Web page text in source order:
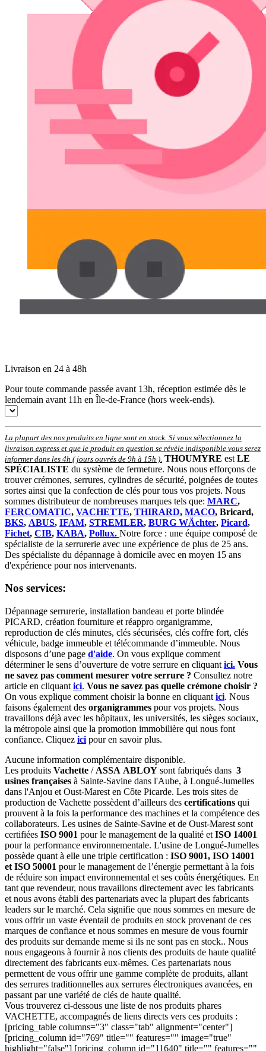
Livraison en 24 à 48h
Pour toute commande passée avant 13h, réception estimée dès le
lendemain avant 11h en Île-de-France (hors week-ends).
La plupart des nos produits en ligne sont en stock. Si vous sélectionnez la
livraison express et que le produit en question se révèle indisponible vous serez
informer dans les 4h ( jours ouvrés de 9h à 15h ) THOUMYRE est LE
SPÉCIALISTE du système de fermeture. Nous nous efforçons de
trouver crémones, serrures, cylindres de sécurité, poignées de toutes
sortes ainsi que la confection de clés pour tous vos projets. Nous
sommes distributeur de nombreuses marques tels que: MARC,
FERCOMATIC, VACHETTE, THIRARD, MACO, Bricard,
BKS, ABUS, IFAM, STREMLER, BURG WÄchter, Picard,
Fichet, CIB, KABA, Pollux. Notre force : une équipe composé de
spécialiste de la serrurerie avec une expérience de plus de 25 ans.
Des spécialiste du dépannage à domicile avec en moyen 15 ans
d'expérience pour nos intervenants.
Nos services:
Dépannage serrurerie, installation bandeau et porte blindée
PICARD, création fourniture et réappro organigramme,
reproduction de clés minutes, clés sécurisées, clés coffre fort, clés
véhicule, badge immeuble et télécommande d’immeuble. Nous
disposons d’une page d'aide. On vous explique comment
déterminer le sens d’ouverture de votre serrure en cliquant ici. Vous
ne savez pas comment mesurer votre serrure ? Consultez notre
article en cliquant ici. Vous ne savez pas quelle crémone choisir ?
On vous explique comment choisir la bonne en cliquant ici. Nous
faisons également des organigrammes pour vos projets. Nous
travaillons déjà avec les hôpitaux, les universités, les sièges sociaux,
la métropole ainsi que la promotion immobilière qui nous font
confiance. Cliquez ici pour en savoir plus.
Aucune information complémentaire disponible.
Les produits Vachette / ASSA ABLOY sont fabriqués dans 3
usines françaises à Sainte-Savine dans l'Aube, à Longué-Jumelles
dans l'Anjou et Oust-Marest en Côte Picarde. Les trois sites de
production de Vachette possèdent d’ailleurs des certifications qui
prouvent à la fois la performance des machines et la compétence des
collaborateurs. Les usines de Sainte-Savine et de Oust-Marest sont
certifiées ISO 9001 pour le management de la qualité et ISO 14001
pour la performance environnementale. L'usine de Longué-Jumelles
possède quant à elle une triple certification : ISO 9001, ISO 14001
et ISO 50001 pour le management de l’énergie permettant à la fois
de réduire son impact environnemental et ses coûts énergétiques. En
tant que revendeur, nous travaillons directement avec les fabricants
et nous avons établi des partenariats avec la plupart des fabricants
leaders sur le marché. Cela signifie que nous sommes en mesure de
vous offrir un vaste éventail de produits en stock provenant de ces
marques de confiance et nous sommes en mesure de vous fournir
des produits sur demande meme si ils ne sont pas en stock.. Nous
nous engageons à fournir à nos clients des produits de haute qualité
directement des fabricants eux-mêmes. Ces partenariats nous
permettent de vous offrir une gamme complète de produits, allant
des serrures traditionnelles aux serrures électroniques avancées, en
passant par une variété de clés de haute qualité.
Vous trouverez ci-dessous une liste de nos produits phares
VACHETTE, accompagnés de liens directs vers ces produits :
[pricing_table columns="3" class="tab" alignment="center"]
[pricing_column id="769" title="" features="" image="true"
highlight="false"] [pricing_column id="11640" title="" features=""